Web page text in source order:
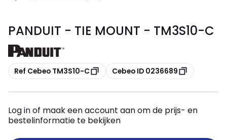
PANDUIT - TIE MOUNT - TM3S10-C
Kopiëren
Ref Cebeo TM3S10-C Kopiëren
Cebeo ID 0236689
Log in of maak een account aan om de prijs- en
bestelinformatie te bekijken